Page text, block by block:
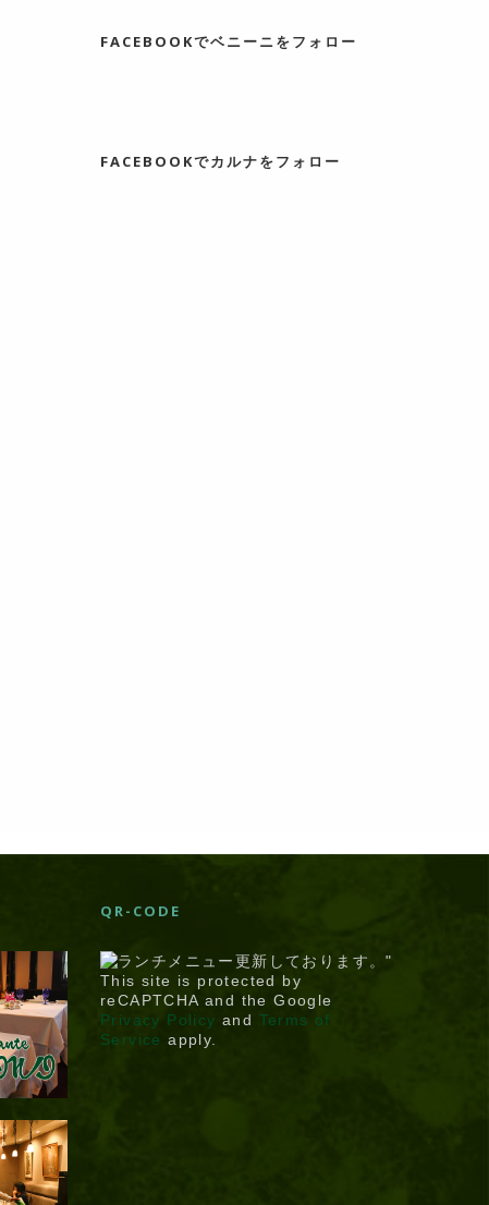
FACEBOOKでベニーニをフォロー
FACEBOOKでカルナをフォロー
QR-CODE
This site is protected by
reCAPTCHA and the Google
Privacy Policy and Terms of
Service apply.